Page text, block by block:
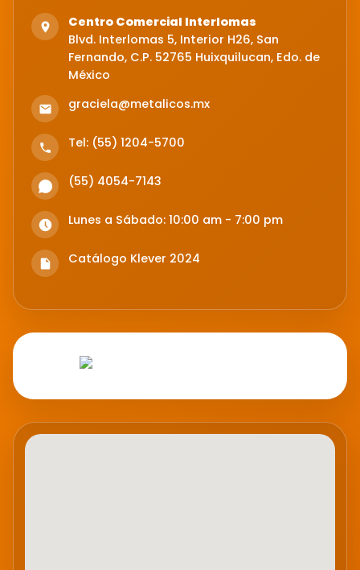
Centro Comercial Interlomas
Blvd. Interlomas 5, Interior H26, San
Fernando, C.P. 52765 Huixquilucan, Edo. de
México
graciela@metalicos.mx
Tel: (55) 1204-5700
(55) 4054-7143
Lunes a Sábado: 10:00 am - 7:00 pm
Catálogo Klever 2024